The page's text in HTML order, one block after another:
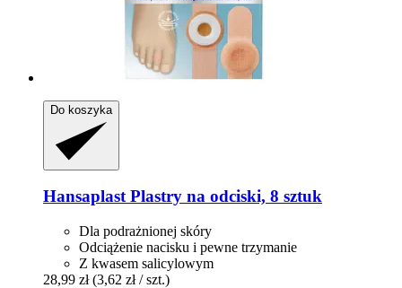
Do koszyka
HansaplastPlastry na odciski, 8 sztuk
Dla podrażnionej skóry
Odciążenie nacisku i pewne trzymanie
Z kwasem salicylowym
28,99 zł (3,62 zł / szt.)